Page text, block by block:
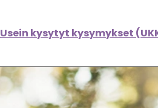
Usein kysytyt kysymykset